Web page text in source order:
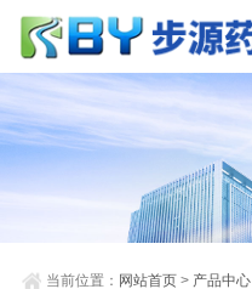
当前位置： 网站首页 > 产品中心